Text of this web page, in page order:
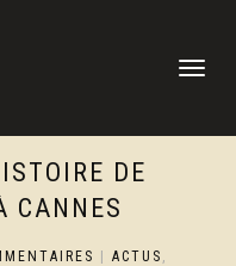
DÉPLIER
DE
CANNES
ACTUS ,